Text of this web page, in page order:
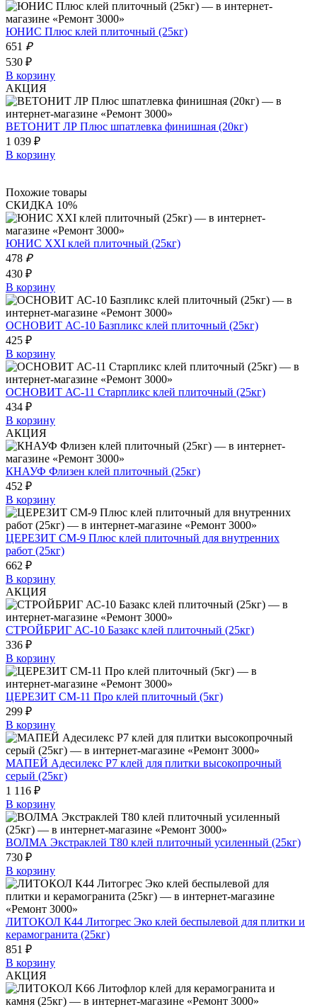
ЮНИС Плюс клей плиточный (25кг)
651 ₽
530 ₽
В корзину
АКЦИЯ
ВЕТОНИТ ЛР Плюс шпатлевка финишная (20кг)
1 039 ₽
В корзину
Похожие товары
СКИДКА 10%
ЮНИС XXI клей плиточный (25кг)
478 ₽
430 ₽
В корзину
ОСНОВИТ АС-10 Базпликс клей плиточный (25кг)
425 ₽
В корзину
ОСНОВИТ АС-11 Старпликс клей плиточный (25кг)
434 ₽
В корзину
АКЦИЯ
КНАУФ Флизен клей плиточный (25кг)
452 ₽
В корзину
ЦЕРЕЗИТ СМ-9 Плюс клей плиточный для внутренних
работ (25кг)
662 ₽
В корзину
АКЦИЯ
СТРОЙБРИГ АС-10 Базакс клей плиточный (25кг)
336 ₽
В корзину
ЦЕРЕЗИТ СМ-11 Про клей плиточный (5кг)
299 ₽
В корзину
МАПЕЙ Адесилекс Р7 клей для плитки высокопрочный
серый (25кг)
1 116 ₽
В корзину
ВОЛМА Экстраклей Т80 клей плиточный усиленный (25кг)
730 ₽
В корзину
ЛИТОКОЛ К44 Литогрес Эко клей беспылевой для плитки и
керамогранита (25кг)
851 ₽
В корзину
АКЦИЯ